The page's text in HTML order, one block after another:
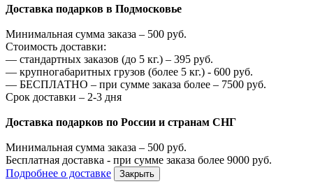
Доставка подарков в Подмосковье
Минимальная сумма заказа – 500 руб.
Стоимость доставки:
— стандартных заказов (до 5 кг.) – 395 руб.
— крупногабаритных грузов (более 5 кг.) - 600 руб.
— БЕСПЛАТНО – при сумме заказа более – 7500 руб.
Срок доставки – 2-3 дня
Доставка подарков по России и странам СНГ
Минимальная сумма заказа – 500 руб.
Бесплатная доставка - при сумме заказа более 9000 руб.
Подробнее о доставке
Закрыть